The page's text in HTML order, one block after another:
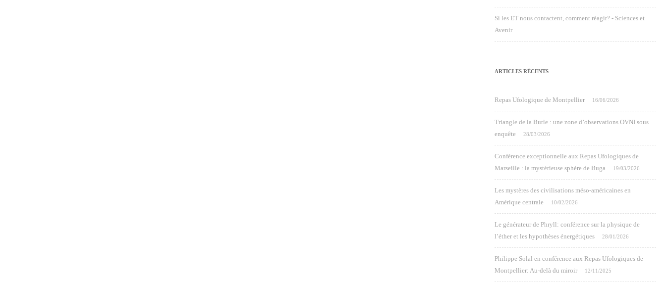
Si les ET nous contactent, comment réagir? - Sciences et
Avenir
ARTICLES RÉCENTS
Repas Ufologique de Montpellier 16/06/2026
Triangle de la Burle : une zone d’observations OVNI sous
enquête
28/03/2026
Conférence exceptionnelle aux Repas Ufologiques de
Marseille : la mystérieuse sphère de Buga
19/03/2026
Les mystères des civilisations méso-américaines en
Amérique centrale
10/02/2026
Le générateur de Phryll: conférence sur la physique de
l’éther et les hypothèses énergétiques
28/01/2026
Philippe Solal en conférence aux Repas Ufologiques de
Montpellier: Au-delà du miroir
12/11/2025